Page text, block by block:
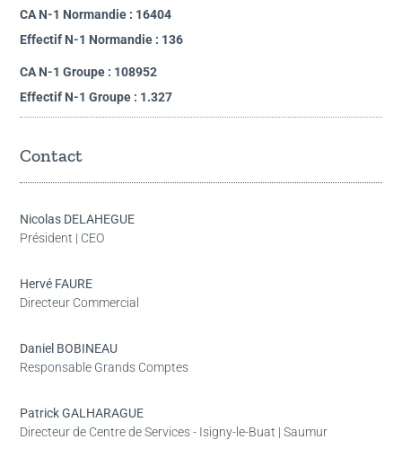
CA N-1 Normandie : 16404
Effectif N-1 Normandie : 136
CA N-1 Groupe : 108952
Effectif N-1 Groupe : 1.327
Contact
Nicolas DELAHEGUE
Président | CEO
Hervé FAURE
Directeur Commercial
Daniel BOBINEAU
Responsable Grands Comptes
Patrick GALHARAGUE
Directeur de Centre de Services - Isigny-le-Buat | Saumur